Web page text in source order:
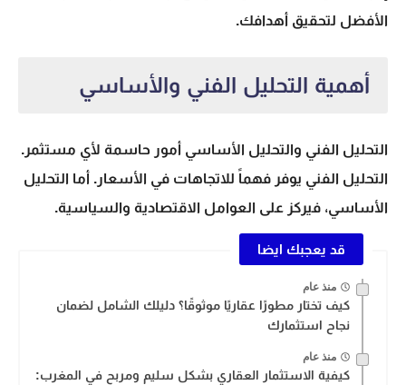
الأفضل لتحقيق أهدافك.
أهمية التحليل الفني والأساسي
التحليل الفني والتحليل الأساسي أمور حاسمة لأي مستثمر.
التحليل الفني يوفر فهماً للاتجاهات في الأسعار. أما التحليل
الأساسي، فيركز على العوامل الاقتصادية والسياسية.
قد يعجبك ايضا
منذ عام
كيف تختار مطورًا عقاريًا موثوقًا؟ دليلك الشامل لضمان
نجاح استثمارك
منذ عام
كيفية الاستثمار العقاري بشكل سليم ومربح في المغرب: